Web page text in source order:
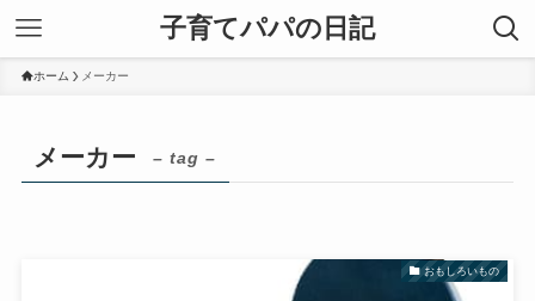
子育てパパの日記
ホーム メーカー
メーカー – tag –
おもしろいもの